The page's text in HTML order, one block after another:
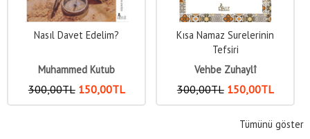
Kısa Namaz Surelerinin
Vehbe Zuhaylî
300,00TL 150,00TL
Amme Cüzü Tefsiri
Vehbe Zuhaylî
420,00TL 210,00TL
Tümünü göster